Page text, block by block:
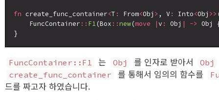
fn create_func_container<T : From<Obj > , V : Into<Obj >>
    FuncContainer
:: F1(Box ::new(move |v : Obj | ->
FuncContainer::F1 는 Obj 를 인자로 받아서 Obj
create_func_container 를 통해서 임의의 함수를
드를 짜고자 하였습니다.